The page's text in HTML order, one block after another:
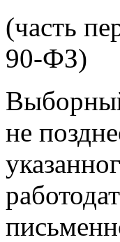
(часть
90-ФЗ)
не